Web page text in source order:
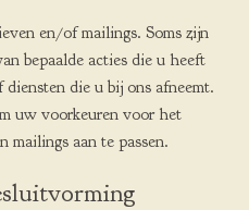
en/of mailings. Soms zijn
bepaalde acties die u heeft
die u bij ons afneemt.
uw voorkeuren voor het
mailings aan te passen.